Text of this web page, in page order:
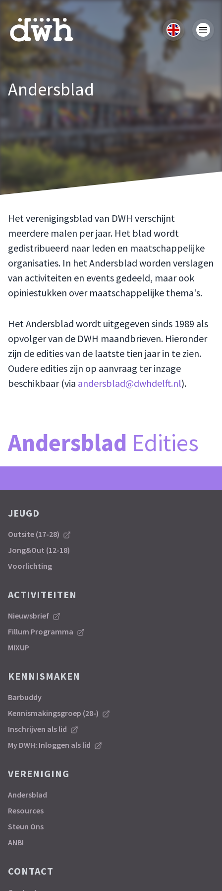
Andersblad
Het verenigingsblad van DWH verschijnt
meerdere malen per jaar. Het blad wordt
gedistribueerd naar leden en maatschappelijke
organisaties. In het Andersblad worden verslagen
van activiteiten en events gedeeld, maar ook
opiniestukken over maatschappelijke thema's.
Het Andersblad wordt uitgegeven sinds 1989 als
opvolger van de DWH maandbrieven. Hieronder
zijn de edities van de laatste tien jaar in te zien.
Oudere edities zijn op aanvraag ter inzage
beschikbaar (via andersblad@dwhdelft.nl).
Andersblad Edities
JEUGD
Outsite (17-28)
Jong&Out (12-18)
Voorlichting
ACTIVITEITEN
Nieuwsbrief
Fillum Programma
MIXUP
KENNISMAKEN
Barbuddy
Kennismakingsgroep (28-)
Inschrijven als lid
My DWH: Inloggen als lid
VERENIGING
Andersblad
Resources
Steun Ons
ANBI
CONTACT